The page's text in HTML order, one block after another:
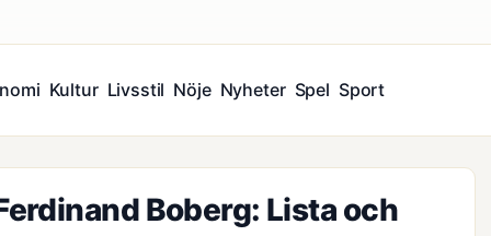
Kultur Livsstil Nöje Nyheter Spel Sport
Boberg: Lista och